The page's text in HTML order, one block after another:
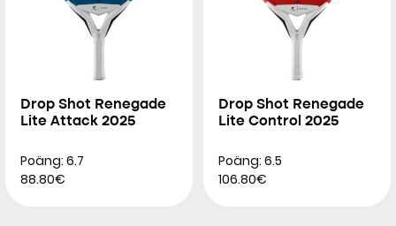
Drop Shot Renegade
Lite Attack 2025
Poäng: 6.7
88.80€
Drop Shot Renegade
Lite Control 2025
Poäng: 6.5
106.80€